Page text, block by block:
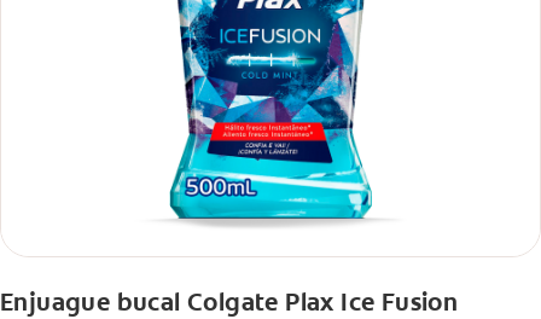
Enjuague bucal Colgate Plax Ice Fusion